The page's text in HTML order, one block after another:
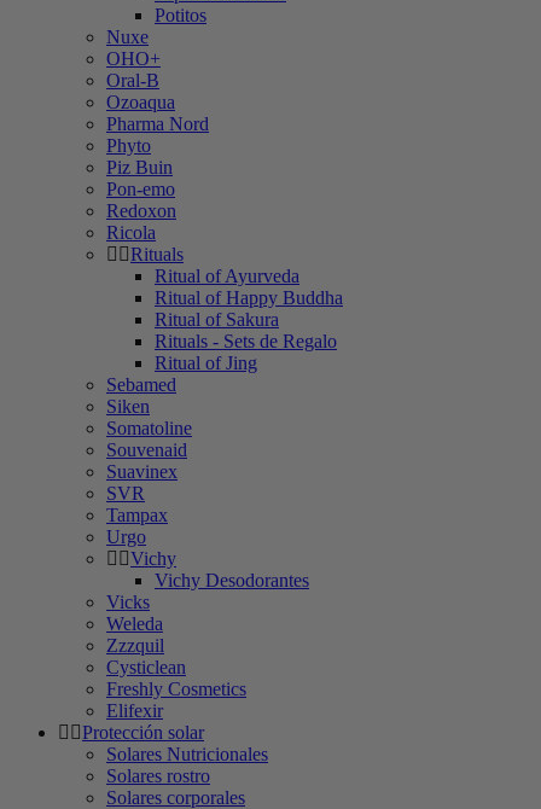
Potitos
Nuxe
OHO+
Oral-B
Ozoaqua
Pharma Nord
Phyto
Piz Buin
Pon-emo
Redoxon
Ricola
Rituals
Ritual of Ayurveda
Ritual of Happy Buddha
Ritual of Sakura
Rituals - Sets de Regalo
Ritual of Jing
Sebamed
Siken
Somatoline
Souvenaid
Suavinex
SVR
Tampax
Urgo
Vichy
Vichy Desodorantes
Vicks
Weleda
Zzzquil
Cysticlean
Freshly Cosmetics
Elifexir
Protección solar
Solares Nutricionales
Solares rostro
Solares corporales